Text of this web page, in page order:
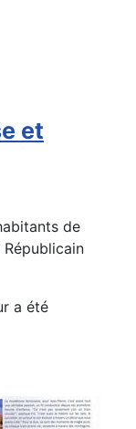
et
de
a été